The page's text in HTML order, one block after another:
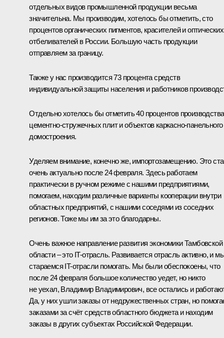
отдельных видов промышленной продукции весьма
значительна. Мы производим, хотелось бы отметить, сто
процентов органических пигментов, красителей и оптических
отбеливателей в России. Большую часть продукции
отправляем за границу.
Также у нас производится 73 процента средств
индивидуальной защиты населения и работников
Отдельно хотелось бы отметить 40 процентов производства
цементно-стружечных плит и объектов каркасно-панельного
домостроения.
Уделяем внимание, конечно же, импортозамещению. Это
очень актуально после 24 февраля. Здесь работаем
практически в ручном режиме с нашими предприятиями,
помогаем, находим различные варианты кооперации внутри
областных предприятий, с нашими соседями из соседних
регионов. Тоже мы им за это благодарны.
Очень важное направление развития экономики Тамбовской
области – это IT-отрасль. Развивается отрасль активно, и
стараемся IT-отрасли помогать. Мы были обеспокоены, что
после 24 февраля большое количество уедет, но никто
не уехал, Владимир Владимирович, все остались и
Да, у них ушли заказы от недружественных стран, но
заказами за счёт средств областного бюджета и находим
заказы в других субъектах Российской Федерации.